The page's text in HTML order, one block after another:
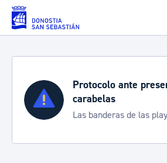
Saltar al contenido principal
Protocolo ante
carabelas
Las banderas de las